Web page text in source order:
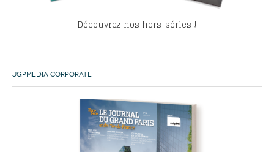
Découvrez nos hors-séries !
JGPMEDIA CORPORATE